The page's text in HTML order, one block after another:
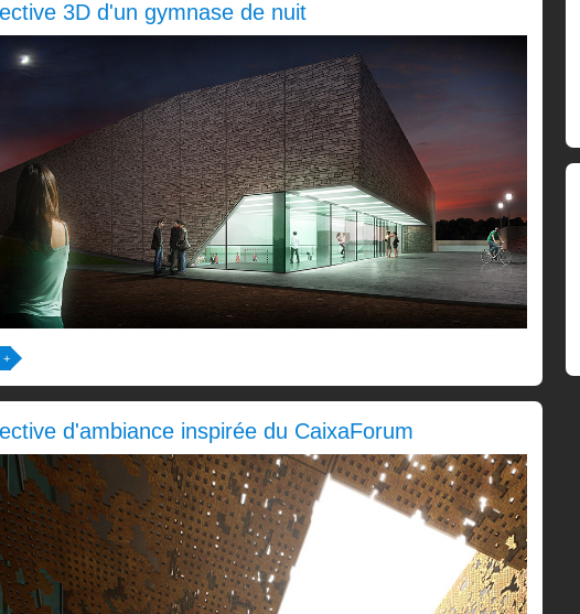
3D d'un gymnase de nuit
+
d'ambiance inspirée du CaixaForum